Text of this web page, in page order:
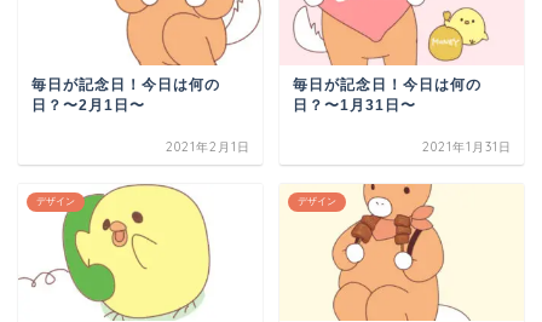
毎日が記念日！今日は何の
日？〜2月1日〜
2021年2月1日
毎日が記念日！今日は何の
日？〜1月31日〜
2021年1月31日
デザイン デザイン